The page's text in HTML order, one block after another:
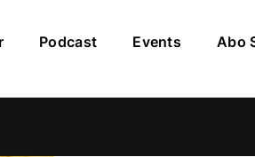
Podcast Events Abo